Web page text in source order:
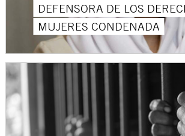
DEFENSORA DE LOS
MUJERES CONDENADA